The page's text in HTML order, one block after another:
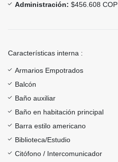
Administración: $456.608 COP
Características interna :
Armarios Empotrados
Balcón
Baño auxiliar
Baño en habitación principal
Barra estilo americano
Biblioteca/Estudio
Citófono / Intercomunicador